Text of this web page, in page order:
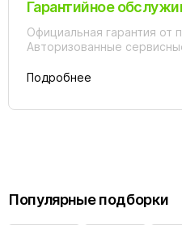
Гарантийное
Официальная гарантия от
Авторизованные
Подробнее
Популярные подборки